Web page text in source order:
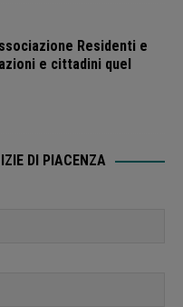
Residenti e
e cittadini quel
DI PIACENZA